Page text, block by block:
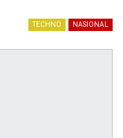
TECHNO NASIONAL